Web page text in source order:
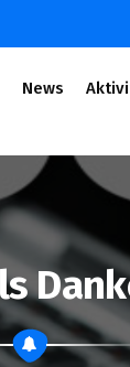
News